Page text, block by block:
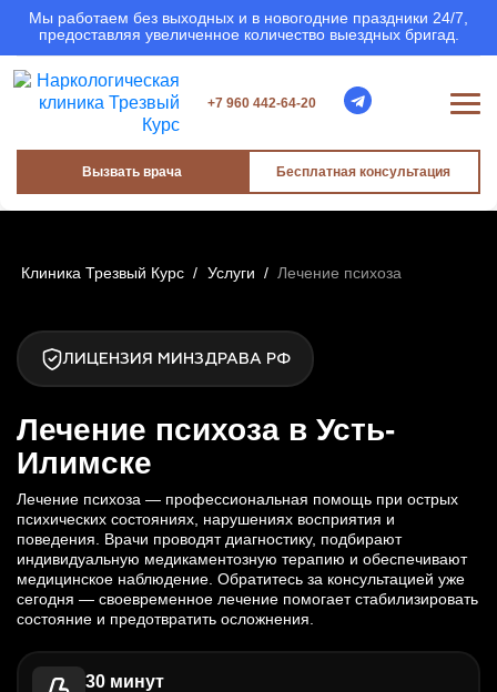
Мы работаем без выходных и в новогодние праздники 24/7,
предоставляя увеличенное количество выездных бригад.
+7 960 442-64-20
Вызвать врача Бесплатная консультация
Клиника Трезвый Курс / Услуги / Лечение психоза
ЛИЦЕНЗИЯ МИНЗДРАВА РФ
Лечение психоза в Усть-
Илимске
Лечение психоза — профессиональная помощь при острых
психических состояниях, нарушениях восприятия и
поведения. Врачи проводят диагностику, подбирают
индивидуальную медикаментозную терапию и обеспечивают
медицинское наблюдение. Обратитесь за консультацией уже
сегодня — своевременное лечение помогает стабилизировать
состояние и предотвратить осложнения.
30 минут